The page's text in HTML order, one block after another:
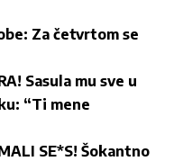
Za četvrtom se
Sasula mu sve u
“Ti mene
SE*S! Šokantno